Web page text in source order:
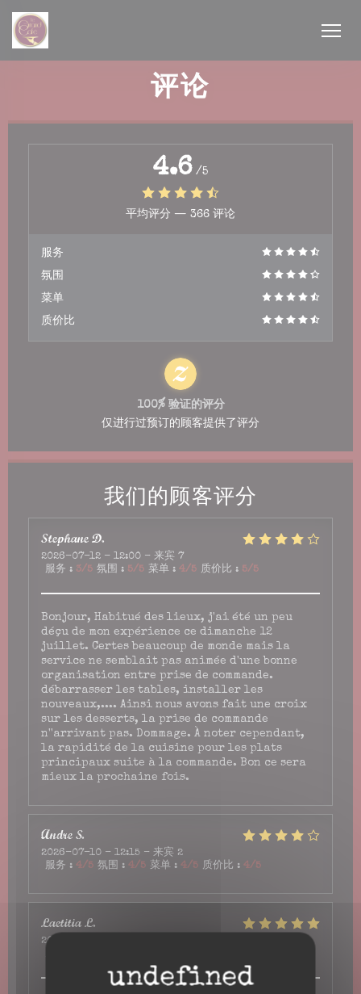
评论
我们的顾客评分
StephaneD
2026-07-12 - 12:00 - 来宾 7
服务 : 3/5 氛围 : 5/5 菜单 : 4/5 质价比 : 5/5
Bonjour, Habitué des lieux, j'ai été un peu
déçu de mon expérience ce dimanche 12
juillet. Certes beaucoup de monde mais la
service ne semblait pas animée d'une bonne
organisation entre prise de commande.
débarrasser les tables, installer les
nouveaux,.... Ainsi nous avons fait une croix
sur les desserts, la prise de commande
n''arrivant pas. Dommage. À noter cependant,
la rapidité de la cuisine pour les plats
principaux suite à la commande. Bon ce sera
mieux la prochaine fois.
AndreS
2026-07-10 - 12:15 - 来宾 2
服务 : 4/5 氛围 : 4/5 菜单 : 4/5 质价比 : 4/5
LaetitiaL
2026-07-06
4.6 /5
平均评分 — 366 评论
服务
氛围
菜单
质价比
100% 验证的评分
仅进行过预订的顾客提供了评分